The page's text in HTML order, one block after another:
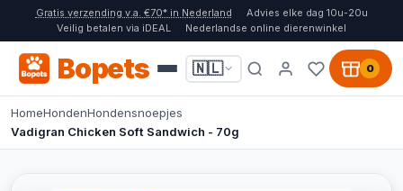
Gratis verzending v.a. €70* in Nederland
Advies elke dag 10u-20u
Veilig betalen via iDEAL
Nederlandse online dierenwinkel
Bopets 🇳🇱 0
HomeHondenHondensnoepjes
Vadigran Chicken Soft Sandwich - 70g